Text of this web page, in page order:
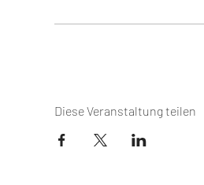
Diese Veranstaltung teilen